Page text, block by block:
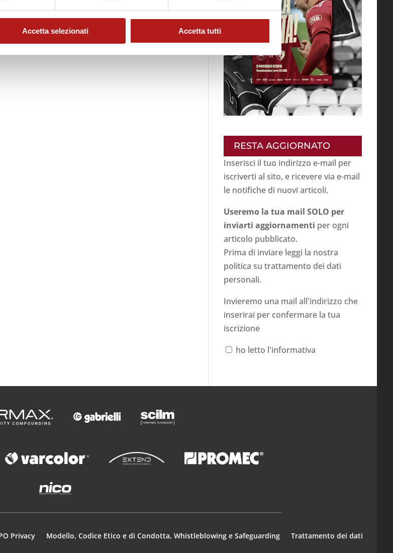
Accetta selezionati Accetta tutti
RESTA AGGIORNATO
Inserisci il tuo indirizzo e-mail per
iscriverti al sito, e ricevere via e-mail
le notifiche di nuovi articoli.
Useremo la tua mail SOLO per
inviarti aggiornamenti per ogni
articolo pubblicato.
Prima di inviare leggi la nostra
politica su trattamento dei dati
personali.
Invieremo una mail all'indirizzo che
inserirai per confermare la tua
iscrizione
ho letto l'informativa
Privacy Modello, Codice Etico e di Condotta, Whistleblowing e Safeguarding Trattamento dei dati